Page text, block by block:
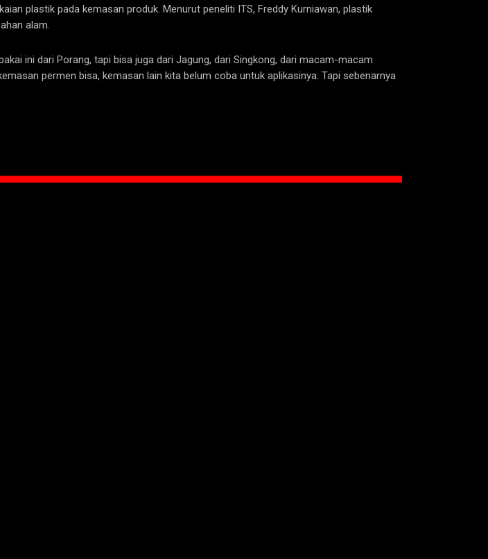
plastik pada kemasan produk. Menurut peneliti ITS, Freddy Kurniawan, plastik
alam.
ini dari Porang, tapi bisa juga dari Jagung, dari Singkong, dari macam-macam
permen bisa, kemasan lain kita belum coba untuk aplikasinya. Tapi sebenarnya